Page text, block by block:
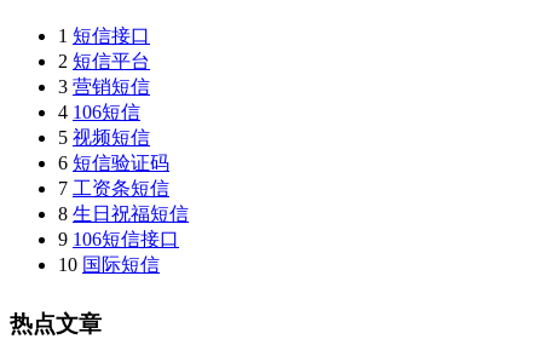
1 短信接口
2 短信平台
3 营销短信
4 106短信
5 视频短信
6 短信验证码
7 工资条短信
8 生日祝福短信
9 106短信接口
10 国际短信
热点文章